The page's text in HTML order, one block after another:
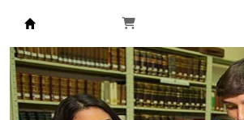
Biblioteca Universidad